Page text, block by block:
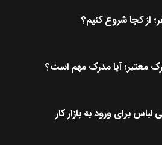
از کجا شروع کنیم؟
معتبر؛ آیا مدرک مهم است؟
برای ورود به بازار کار